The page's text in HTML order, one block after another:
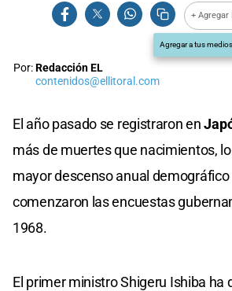
+ Agregar
Agregar a tus
Por:Redacción EL
contenidos@ellitoral.com
El año pasado se registraron en
más de muertes que nacimientos,
mayor descenso anual
comenzaron las encuestas
1968.
El primer ministro Shigeru Ishiba ha